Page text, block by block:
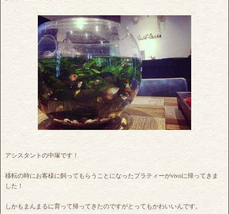
アシスタントの中塚です！
移転の時にお客様に飼ってもらうことになったプラティーがvivoに帰ってきま
した！
しかもまんまるに育って帰ってきたのですがとってもかわいいんです。